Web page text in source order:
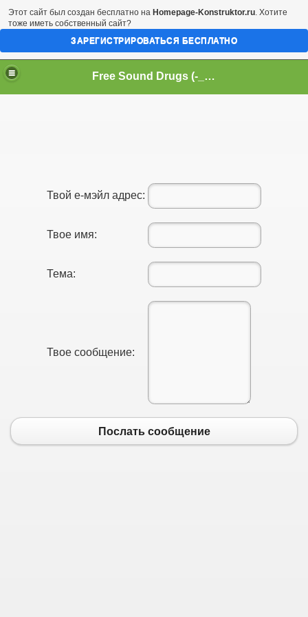
Free Sound Drugs (-_-(-_-)-_-) Бесплатные Аудио Наркотики
Твой е-мэйл адрес:
Твое имя:
Тема:
Твое сообщение:
Послать сообщение
Этот сайт был создан бесплатно на Homepage-Konstruktor.ru. Хотите
тоже иметь собственный сайт?
ЗАРЕГИСТРИРОВАТЬСЯ БЕСПЛАТНО